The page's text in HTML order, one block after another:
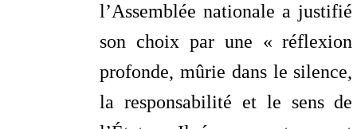
l’Assemblée nationale a justifié
son choix par une « réflexion
profonde, mûrie dans le silence,
la responsabilité et le sens de